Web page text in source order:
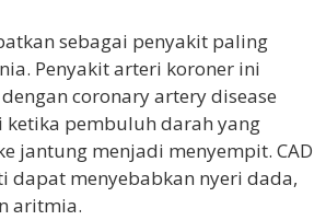
sebagai penyakit paling
Penyakit arteri koroner ini
coronary artery disease
ketika pembuluh darah yang
jantung menjadi menyempit. CAD
dapat menyebabkan nyeri dada,
aritmia.